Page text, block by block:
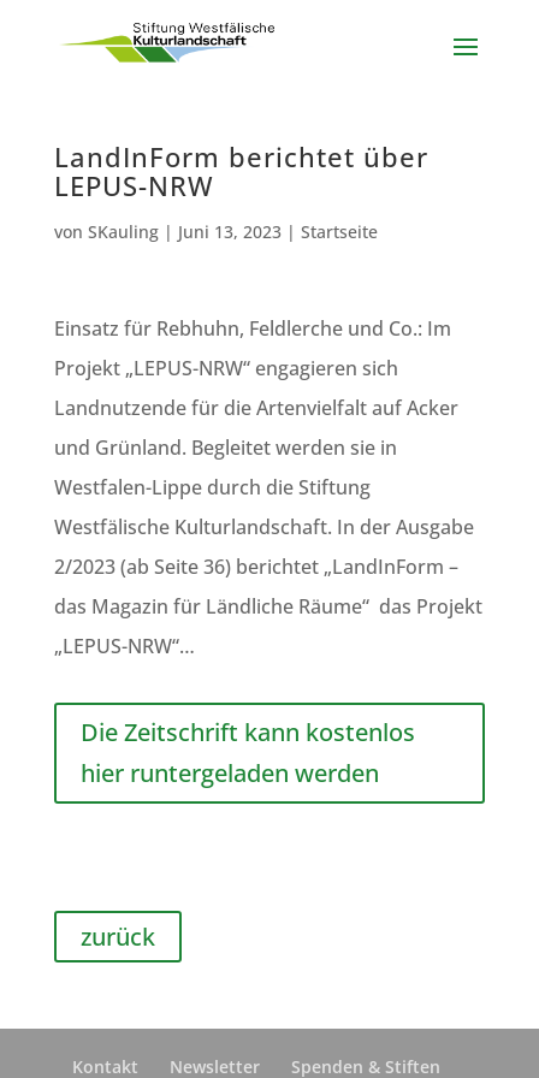
LandInForm berichtet über
LEPUS-NRW
von SKauling| Juni 13, 2023| Startseite
Einsatz für Rebhuhn, Feldlerche und Co.: Im
Projekt „LEPUS-NRW“ engagieren sich
Landnutzende für die Artenvielfalt auf Acker
und Grünland. Begleitet werden sie in
Westfalen-Lippe durch die Stiftung
Westfälische Kulturlandschaft. In der Ausgabe
2/2023 (ab Seite 36) berichtet „LandInForm –
das Magazin für Ländliche Räume“ das Projekt
„LEPUS-NRW“…
Die Zeitschrift kann kostenlos
hier runtergeladen werden
zurück
Kontakt Newsletter Spenden & Stiften